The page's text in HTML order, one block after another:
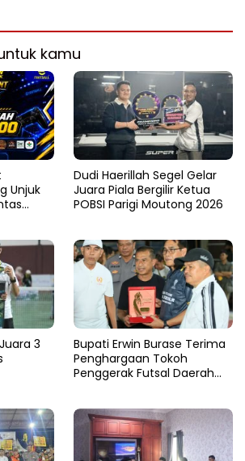
kamu
Unjuk
Dudi Haerillah Segel Gelar
Juara Piala Bergilir Ketua
POBSI Parigi Moutong 2026
3
Bupati Erwin Burase Terima
Penghargaan Tokoh
Penggerak Futsal Daerah